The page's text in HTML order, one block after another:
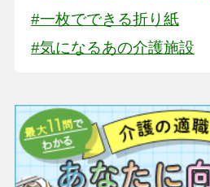
#一枚でできる折り紙
#気になるあの介護施設